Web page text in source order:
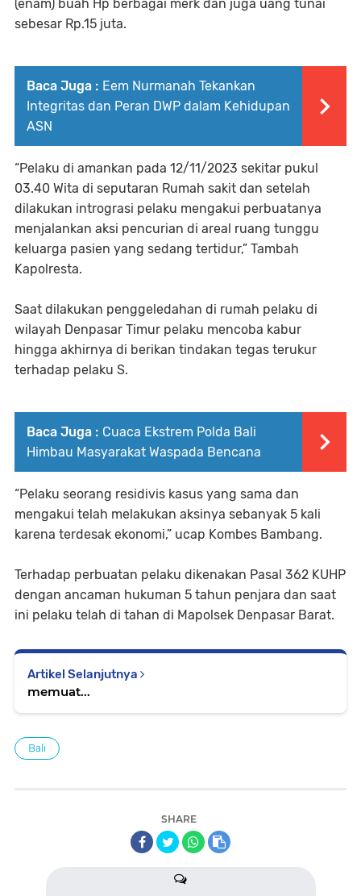
(enam) buah Hp berbagai merk dan juga uang tunai
sebesar Rp.15 juta.
Baca Juga : Eem Nurmanah Tekankan
Integritas dan Peran DWP dalam Kehidupan
ASN
“Pelaku di amankan pada 12/11/2023 sekitar pukul
03.40 Wita di seputaran Rumah sakit dan setelah
dilakukan intrograsi pelaku mengakui perbuatanya
menjalankan aksi pencurian di areal ruang tunggu
keluarga pasien yang sedang tertidur,” Tambah
Kapolresta.
Saat dilakukan penggeledahan di rumah pelaku di
wilayah Denpasar Timur pelaku mencoba kabur
hingga akhirnya di berikan tindakan tegas terukur
terhadap pelaku S.
Baca Juga : Cuaca Ekstrem Polda Bali
Himbau Masyarakat Waspada Bencana
“Pelaku seorang residivis kasus yang sama dan
mengakui telah melakukan aksinya sebanyak 5 kali
karena terdesak ekonomi,” ucap Kombes Bambang.
Terhadap perbuatan pelaku dikenakan Pasal 362 KUHP
dengan ancaman hukuman 5 tahun penjara dan saat
ini pelaku telah di tahan di Mapolsek Denpasar Barat.
Artikel Selanjutnya
memuat...
Bali
SHARE